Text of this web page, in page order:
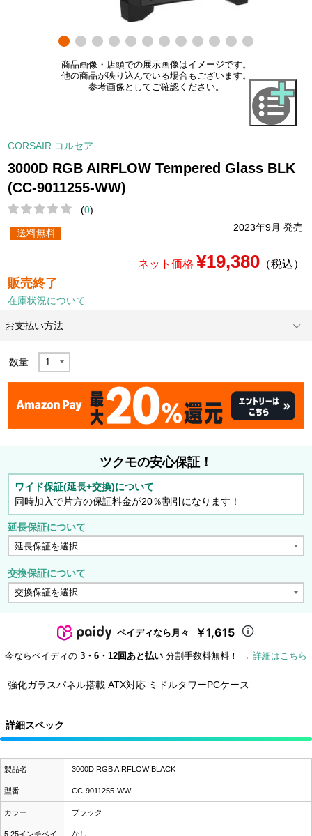
商品画像・店頭での展示画像はイメージです。
他の商品が映り込んでいる場合もございます。
参考画像としてご確認ください。
CORSAIR コルセア
3000D RGB AIRFLOW Tempered Glass BLK
(CC-9011255-WW)
(0)
2023年9月 発売
送料無料
ネット価格 ¥19,380（税込）
販売終了
在庫状況について
お支払い方法
数量
ツクモの安心保証！
ワイド保証(延長+交換)について
同時加入で片方の保証料金が20％割引になります！
延長保証について
交換保証について
ペイディなら月々 ￥1,615
今ならペイディの 3・6・12回あと払い 分割手数料無料！ → 詳細はこちら
強化ガラスパネル搭載 ATX対応 ミドルタワーPCケース
詳細スペック
製品名 3000D RGB AIRFLOW BLACK
型番 CC-9011255-WW
カラー ブラック
5.25インチベイ なし